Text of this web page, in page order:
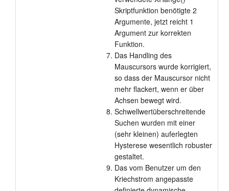
Skriptfunktion benötigte 2
Argumente, jetzt reicht 1
Argument zur korrekten
Funktion.
Das Handling des
Mauscursors wurde korrigiert,
so dass der Mauscursor nicht
mehr flackert, wenn er über
Achsen bewegt wird.
Schwellwertüberschreitende
Suchen wurden mit einer
(sehr kleinen) auferlegten
Hysterese wesentlich robuster
gestaltet.
Das vom Benutzer um den
Kriechstrom angepasste